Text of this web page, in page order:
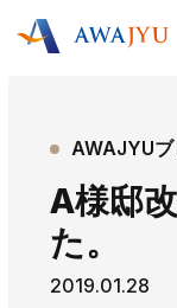
リフォーム事業
不動産事業
大型物件事業
AWAJYUブ
A様邸
た。
2019.01.28